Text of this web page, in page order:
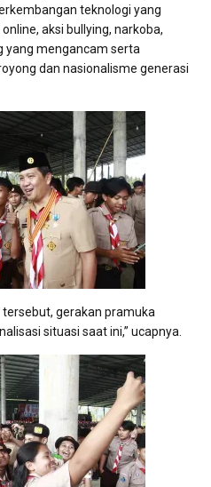
teknologi yang
aksi bullying, narkoba,
yang mengancam serta
dan nasionalisme generasi
gerakan pramuka
situasi saat ini,” ucapnya.